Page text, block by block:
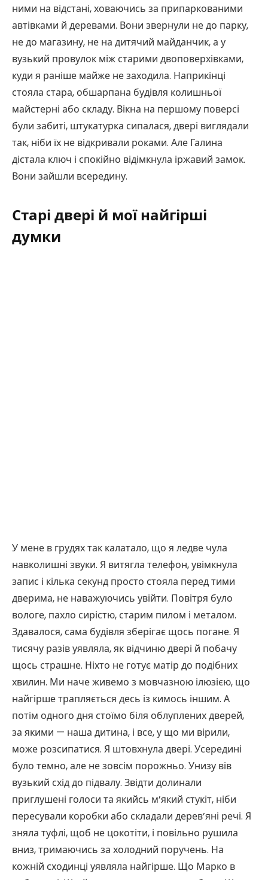
ними на відстані, ховаючись за припаркованими
автівками й деревами. Вони звернули не до парку,
не до магазину, не на дитячий майданчик, а у
вузький провулок між старими двоповерхівками,
куди я раніше майже не заходила. Наприкінці
стояла стара, обшарпана будівля колишньої
майстерні або складу. Вікна на першому поверсі
були забиті, штукатурка сипалася, двері виглядали
так, ніби їх не відкривали роками. Але Галина
дістала ключ і спокійно відімкнула іржавий замок.
Вони зайшли всередину.
Старі двері й мої найгірші
думки
У мене в грудях так калатало, що я ледве чула
навколишні звуки. Я витягла телефон, увімкнула
запис і кілька секунд просто стояла перед тими
дверима, не наважуючись увійти. Повітря було
вологе, пахло сирістю, старим пилом і металом.
Здавалося, сама будівля зберігає щось погане. Я
тисячу разів уявляла, як відчиню двері й побачу
щось страшне. Ніхто не готує матір до подібних
хвилин. Ми наче живемо з мовчазною ілюзією, що
найгірше трапляється десь із кимось іншим. А
потім одного дня стоїмо біля облуплених дверей,
за якими — наша дитина, і все, у що ми вірили,
може розсипатися. Я штовхнула двері. Усередині
було темно, але не зовсім порожньо. Унизу вів
вузький схід до підвалу. Звідти долинали
приглушені голоси та якийсь м’який стукіт, ніби
пересували коробки або складали дерев’яні речі. Я
зняла туфлі, щоб не цокотіти, і повільно рушила
вниз, тримаючись за холодний поручень. На
кожній сходинці уявляла найгірше. Що Марко в